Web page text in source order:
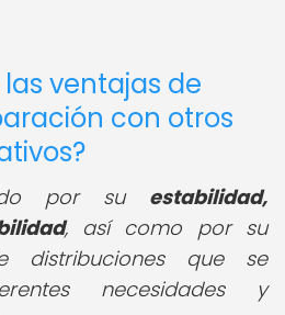
ventajas de
con otros
por su estabilidad,
, así como por su
distribuciones que se
necesidades y